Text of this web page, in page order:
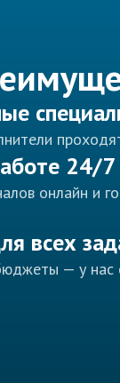
24/7
онлайн и
всех
— у нас